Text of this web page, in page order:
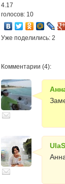
4.17
голосов: 10
Уже поделились: 2
Комментарии (4):